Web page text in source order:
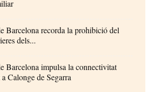
Barcelona recorda la prohibició del
dels...
Barcelona impulsa la connectivitat
Calonge de Segarra